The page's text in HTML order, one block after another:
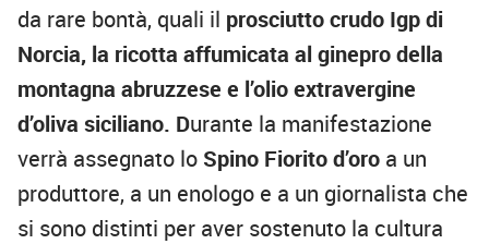
da rare bontà, quali il prosciutto crudo Igp di
Norcia, la ricotta affumicata al ginepro della
montagna abruzzese e l’olio extravergine
d’oliva siciliano. Durante la manifestazione
verrà assegnato lo Spino Fiorito d’oro a un
produttore, a un enologo e a un giornalista che
si sono distinti per aver sostenuto la cultura